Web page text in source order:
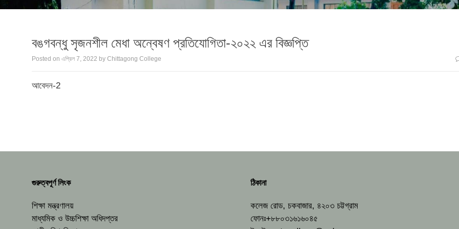
বঙগবন্ধু সৃজনশীল মেধা অন্বেষণ প্রতিযোগিতা-২০২২ এর বিজ্ঞপ্তি
Posted on এপ্রিল 7, 2022 by Chittagong College
আবেদন-2
গুরুত্বপূর্ণ লিংক
শিক্ষা মন্ত্রণালয়
মাধ্যমিক ও উচ্চশিক্ষা অধিদপ্তর
ঠিকানা
কলেজ রোড, চকবাজার, ৪২০৩ চট্টগ্রাম
ফোনঃ+৮৮০৩১৬১৬০৪৫